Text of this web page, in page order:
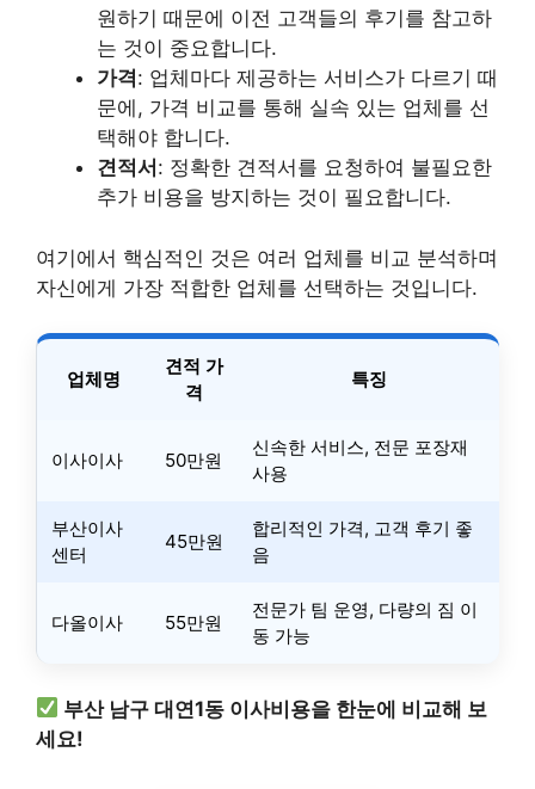
원하기 때문에 이전 고객들의 후기를 참고하
는 것이 중요합니다.
가격: 업체마다 제공하는 서비스가 다르기 때
문에, 가격 비교를 통해 실속 있는 업체를 선
택해야 합니다.
견적서 : 정확한 견적서를 요청하여 불필요한
추가 비용을 방지하는 것이 필요합니다.
여기에서 핵심적인 것은 여러 업체를 비교 분석하며
자신에게 가장 적합한 업체를 선택하는 것입니다.
업체명
견적 가
격
특징
이사이사 50만원
신속한 서비스, 전문 포장재
사용
부산이사
센터
45만원
합리적인 가격, 고객 후기 좋
음
다올이사 55만원
전문가 팀 운영, 다량의 짐 이
동 가능
부산 남구 대연1동 이사비용을 한눈에 비교해 보
세요!